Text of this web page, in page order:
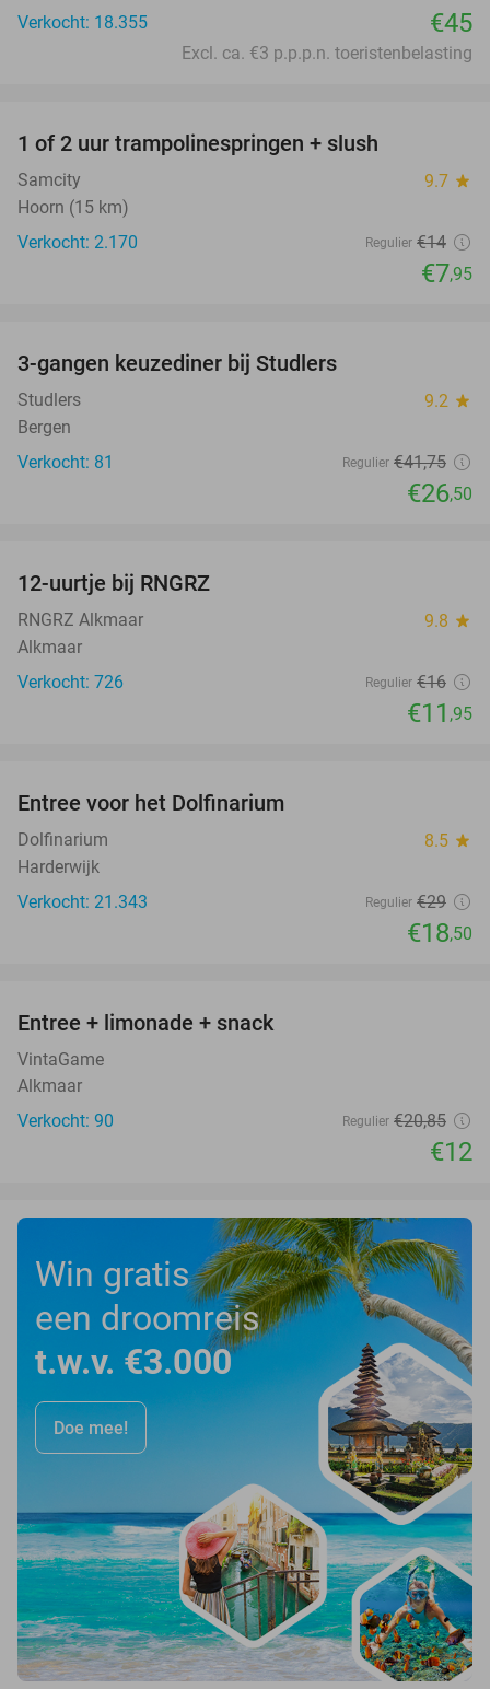
Verkocht: 18.355
€45
Excl. ca. €3 p.p.p.n. toeristenbelasting
1 of 2 uur trampolinespringen + slush
Samcity 9.7 star
Hoorn (15 km)
Verkocht: 2.170
Regulier €14
€7,95
3-gangen keuzediner bij Studlers
Studlers 9.2 star
Bergen
Verkocht: 81
Regulier €41,75
€26,50
12-uurtje bij RNGRZ
RNGRZ Alkmaar 9.8 star
Alkmaar
Verkocht: 726
Regulier €16
€11 ,95
Entree voor het Dolfinarium
Dolfinarium 8.5 star
Harderwijk
Verkocht: 21.343
Regulier €29
€18,50
Entree + limonade + snack
VintaGame
Alkmaar
Verkocht: 90
Regulier €20,85
€12
Win gratis
een droomreis
t.w.v. €3.000
Doe mee!